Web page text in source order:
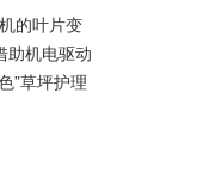
的叶片变
助机电驱动
”草坪护理